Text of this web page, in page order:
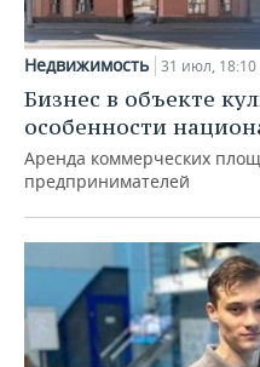
Недвижимость 31 июл, 18:10
Бизнес в объекте
особенности
Аренда коммерческих
предпринимателей